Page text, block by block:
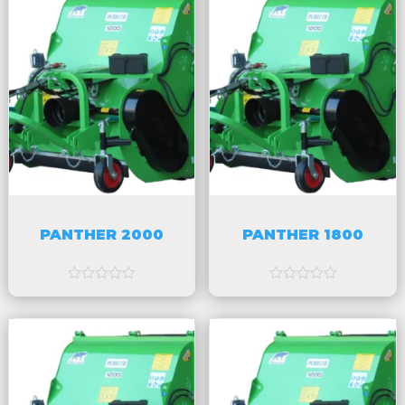
5
5
PANTHER 2000
a
v
5
PANTHER 1800
a
v
5